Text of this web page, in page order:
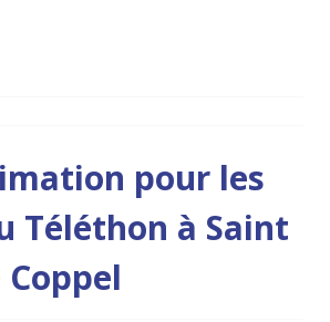
pour les
Téléthon à Saint
Coppel